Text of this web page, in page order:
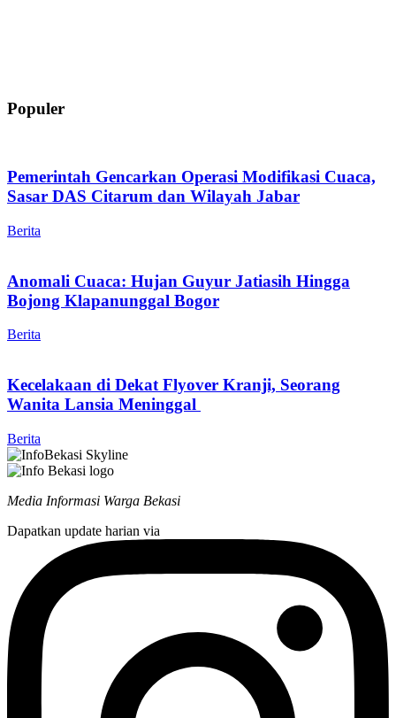
Populer
Pemerintah Gencarkan Operasi Modifikasi Cuaca,
Sasar DAS Citarum dan Wilayah Jabar
Berita
Anomali Cuaca: Hujan Guyur Jatiasih Hingga
Bojong Klapanunggal Bogor
Berita
Kecelakaan di Dekat Flyover Kranji, Seorang
Wanita Lansia Meninggal
Berita
Media Informasi Warga Bekasi
Dapatkan update harian via